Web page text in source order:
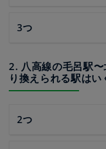
3つ
2. 八高線の毛呂駅
り換えられる駅はい
2つ